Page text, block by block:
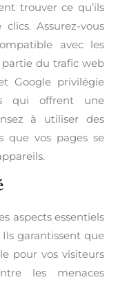
trouver ce qu’ils
Assurez-vous
avec les
partie du trafic web
Google privilégie
qui offrent une
à utiliser des
que vos pages se
aspects essentiels
garantissent que
pour vos visiteurs
les menaces